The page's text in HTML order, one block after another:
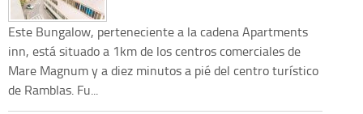
Este Bungalow, perteneciente a la cadena Apartments
inn, está situado a 1km de los centros comerciales de
Mare Magnum y a diez minutos a pié del centro turístico
de Ramblas. Fu...